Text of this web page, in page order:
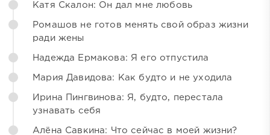
Катя Скалон: Он дал мне любовь
Ромашов не готов менять свой образ жизни
ради жены
Надежда Ермакова: Я его отпустила
Мария Давидова: Как будто и не уходила
Ирина Пингвинова: Я, будто, перестала
узнавать себя
Алёна Савкина: Что сейчас в моей жизни?